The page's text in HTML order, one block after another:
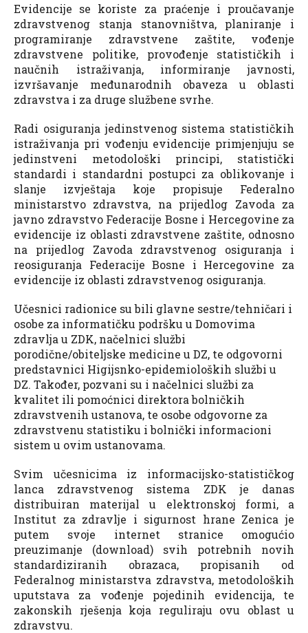
Evidencije se koriste za praćenje i proučavanje
zdravstvenog stanja stanovništva, planiranje i
programiranje zdravstvene zaštite, vođenje
zdravstvene politike, provođenje statističkih i
naučnih istraživanja, informiranje javnosti,
izvršavanje međunarodnih obaveza u oblasti
zdravstva i za druge službene svrhe.
Radi osiguranja jedinstvenog sistema statističkih
istraživanja pri vođenju evidencije primjenjuju se
jedinstveni metodološki principi, statistički
standardi i standardni postupci za oblikovanje i
slanje izvještaja koje propisuje Federalno
ministarstvo zdravstva, na prijedlog Zavoda za
javno zdravstvo Federacije Bosne i Hercegovine za
evidencije iz oblasti zdravstvene zaštite, odnosno
na prijedlog Zavoda zdravstvenog osiguranja i
reosiguranja Federacije Bosne i Hercegovine za
evidencije iz oblasti zdravstvenog osiguranja.
Učesnici radionice su bili glavne sestre/tehničari i
osobe za informatičku podršku u Domovima
zdravlja u ZDK, načelnici službi
porodične/obiteljske medicine u DZ, te odgovorni
predstavnici Higijsnko-epidemioloških službi u
DZ. Također, pozvani su i načelnici službi za
kvalitet ili pomoćnici direktora bolničkih
zdravstvenih ustanova, te osobe odgovorne za
zdravstvenu statistiku i bolnički informacioni
sistem u ovim ustanovama.
Svim učesnicima iz informacijsko-statističkog
lanca zdravstvenog sistema ZDK je danas
distribuiran materijal u elektronskoj formi, a
Institut za zdravlje i sigurnost hrane Zenica je
putem svoje internet stranice omogućio
preuzimanje (download) svih potrebnih novih
standardiziranih obrazaca, propisanih od
Federalnog ministarstva zdravstva, metodoloških
uputstava za vođenje pojedinih evidencija, te
zakonskih rješenja koja reguliraju ovu oblast u
zdravstvu.